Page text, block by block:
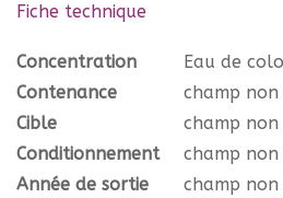
Fiche technique
Concentration
Eau de
Contenance
champ non
Cible
champ non
Conditionnement
champ non
Année de sortie
champ non